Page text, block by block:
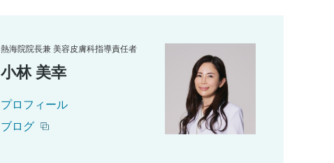
熱海院院長兼 美容皮膚科指導責任者
小林 美幸
プロフィール
ブログ